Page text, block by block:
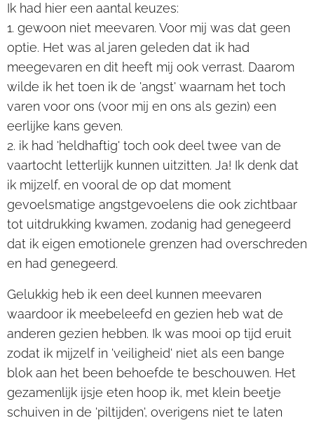
Ik had hier een aantal keuzes:
1. gewoon niet meevaren. Voor mij was dat geen
optie. Het was al jaren geleden dat ik had
meegevaren en dit heeft mij ook verrast. Daarom
wilde ik het toen ik de 'angst' waarnam het toch
varen voor ons (voor mij en ons als gezin) een
eerlijke kans geven.
2. ik had 'heldhaftig' toch ook deel twee van de
vaartocht letterlijk kunnen uitzitten. Ja! Ik denk dat
ik mijzelf, en vooral de op dat moment
gevoelsmatige angstgevoelens die ook zichtbaar
tot uitdrukking kwamen, zodanig had genegeerd
dat ik eigen emotionele grenzen had overschreden
en had genegeerd.
Gelukkig heb ik een deel kunnen meevaren
waardoor ik meebeleefd en gezien heb wat de
anderen gezien hebben. Ik was mooi op tijd eruit
zodat ik mijzelf in 'veiligheid' niet als een bange
blok aan het been behoefde te beschouwen. Het
gezamenlijk ijsje eten hoop ik, met klein beetje
schuiven in de 'piltijden', overigens niet te laten